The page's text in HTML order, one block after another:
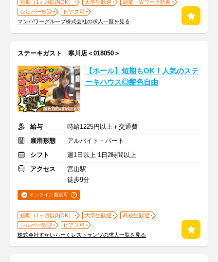
短期（1ヶ月以内OK） 大学生歓迎
副業・Ｗワーク歓迎
シルバー歓迎
ピアス可
マンパワーグループ株式会社の求人一覧を見る
ステーキガスト 寒川店＜018050＞
【ホール】短期もOK！人気のステ
ーキハウス◎髪色自由
給与
時給1225円以上＋交通費
雇用形態
アルバイト・パート
シフト
週1日以上 1日2時間以上
アクセス
宮山駅
徒歩9分
オンライン面接可
短期（1ヶ月以内OK） 大学生歓迎
高校生歓迎
シルバー歓迎
ピアス可
株式会社すかいらーくレストランツの求人一覧を見る